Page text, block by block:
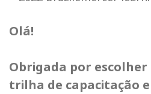
Olá!
Obrigada por escolher
trilha de capacitação